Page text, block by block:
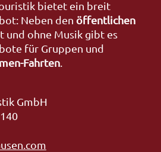
bietet ein breit
Neben den öffentlichen
und ohne Musik gibt es
für Gruppen und
Fahrten.
GmbH